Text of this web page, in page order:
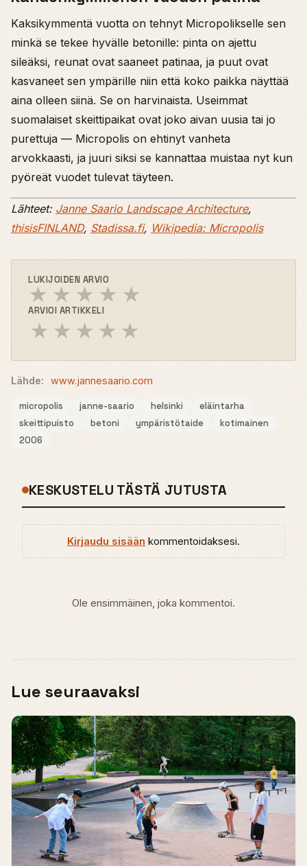
Kaksikymmentä vuotta on tehnyt Micropolikselle sen
minkä se tekee hyvälle betonille: pinta on ajettu
sileäksi, reunat ovat saaneet patinaa, ja puut ovat
kasvaneet sen ympärille niin että koko paikka näyttää
aina olleen siinä. Se on harvinaista. Useimmat
suomalaiset skeittipaikat ovat joko aivan uusia tai jo
purettuja — Micropolis on ehtinyt vanheta
arvokkaasti, ja juuri siksi se kannattaa muistaa nyt kun
pyöreät vuodet tulevat täyteen.
Lähteet: Janne Saario Landscape Architecture,
thisisFINLAND, Stadissa.fi, Wikipedia: Micropolis
LUKIJOIDEN ARVIO
★ ★ ★ ★ ★
ARVIOI ARTIKKELI
★ ★ ★ ★ ★
Lähde: www.jannesaario.com
micropolis janne-saario helsinki
eläintarha
skeittipuisto
betoni ympäristötaide
kotimainen
2006
KESKUSTELU TÄSTÄ JUTUSTA
Kirjaudu sisään kommentoidaksesi.
Ole ensimmäinen, joka kommentoi.
Lue seuraavaksi